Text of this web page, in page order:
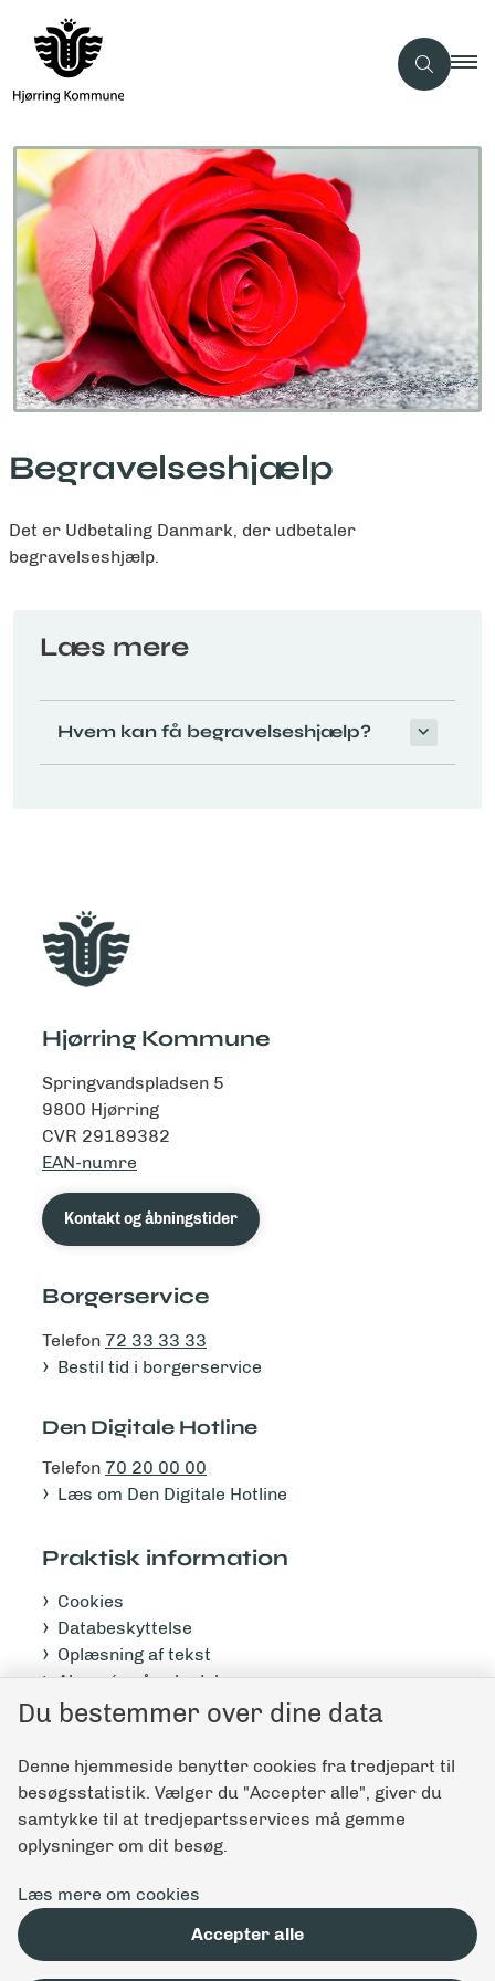
Begravelseshjælp
Det er Udbetaling Danmark, der udbetaler
begravelseshjælp.
Læs mere
Hvem kan få begravelseshjælp?
Hjørring Kommune
Springvandspladsen 5
9800 Hjørring
CVR 29189382
EAN-numre
Kontakt og åbningstider
Borgerservice
Telefon 72 33 33 33
Bestil tid i borgerservice
Den Digitale Hotline
Telefon 70 20 00 00
Læs om Den Digitale Hotline
Praktisk information
Cookies
Databeskyttelse
Oplæsning af tekst
Abonnér på nyhedsbrev
Tilgængelighedserklæring
Giv feedback til denne side
Du bestemmer over dine data
Denne hjemmeside benytter cookies fra tredjepart til
besøgsstatistik. Vælger du "Accepter alle", giver du
samtykke til at tredjepartsservices må gemme
oplysninger om dit besøg.
Læs mere om cookies
Accepter alle